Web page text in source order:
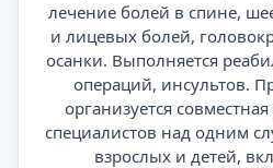
лечение болей в спине,
и лицевых болей,
осанки. Выполняется
операций, инсультов.
организуется
специалистов над одним
взрослых и детей,